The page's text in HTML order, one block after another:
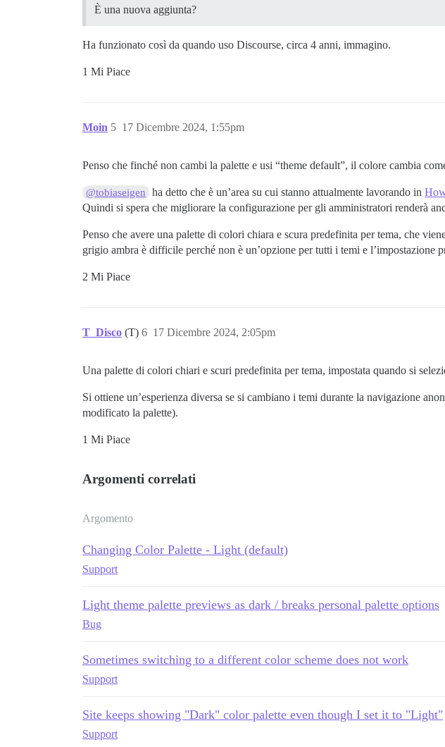
È una nuova aggiunta?
Ha funzionato così da quando uso Discourse, circa 4 anni, immagino.
1 Mi Piace
Moin 17 Dicembre 2024, 1:55pm
5
Penso che finché non cambi la palette e usi “theme default”, il colore cambia
@tobiaseigen ha detto che è un’area su cui stanno attualmente lavorando in
Quindi si spera che migliorare la configurazione per gli amministratori renderà
Penso che avere una palette di colori chiara e scura predefinita per tema, che
grigio ambra è difficile perché non è un’opzione per tutti i temi e l’impostazione
2 Mi Piace
T_Disco (T) 17 Dicembre 2024, 2:05pm
6
Una palette di colori chiari e scuri predefinita per tema, impostata quando si
Si ottiene un’esperienza diversa se si cambiano i temi durante la navigazione
modificato la palette).
1 Mi Piace
Argomenti correlati
Argomento
Changing Color Palette - Light (default)
Support
Light theme palette previews as dark / breaks personal palette options
Bug
Sometimes switching to a different color scheme does not work
Support
Site keeps showing "Dark" color palette even though I set it to "Light"
Support